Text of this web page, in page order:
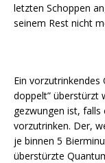
letzten Schoppen
seinem Rest nicht
Ein vorzutrinkendes
doppelt” überstürzt
gezwungen ist,
vorzutrinken. Der,
je binnen 5
überstürzte